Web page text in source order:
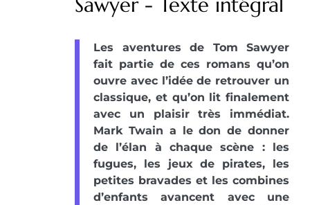
Sawyer - Texte intégral
Les aventures de Tom Sawyer
fait partie de ces romans qu’on
ouvre avec l’idée de retrouver un
classique, et qu’on lit finalement
avec un plaisir très immédiat.
Mark Twain a le don de donner
de l’élan à chaque scène : les
fugues, les jeux de pirates, les
petites bravades et les combines
d’enfants avancent avec une